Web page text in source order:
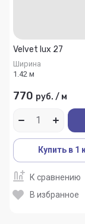
Velvet lux 27
Ширина
1.42 м
770 руб. / м
Купить в 1
К сравнению
В избранное